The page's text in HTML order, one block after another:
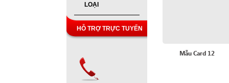
LOẠI
HỖ TRỢ TRỰC TUYẾN
Mẫu Card 12